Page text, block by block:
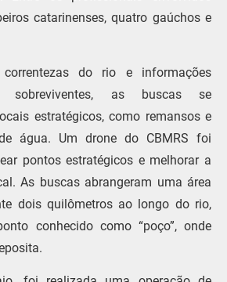
catarinenses, quatro gaúchos e
do rio e informações
sobreviventes, as buscas se
estratégicos, como remansos e
água. Um drone do CBMRS foi
pontos estratégicos e melhorar a
As buscas abrangeram uma área
dois quilômetros ao longo do rio,
conhecido como “poço”, onde